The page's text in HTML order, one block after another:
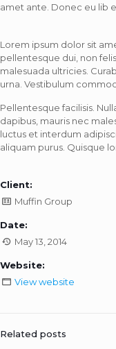
amet ante. Donec eu lib
Lorem ipsum dolor sit
pellentesque dui, non
malesuada ultricies.
urna. Vestibulum
Pellentesque facilisis.
dapibus, mauris nec
luctus et interdum
aliquam purus. Quisque
Client:
Muffin Group
Date:
May 13, 2014
Website:
View website
Related posts